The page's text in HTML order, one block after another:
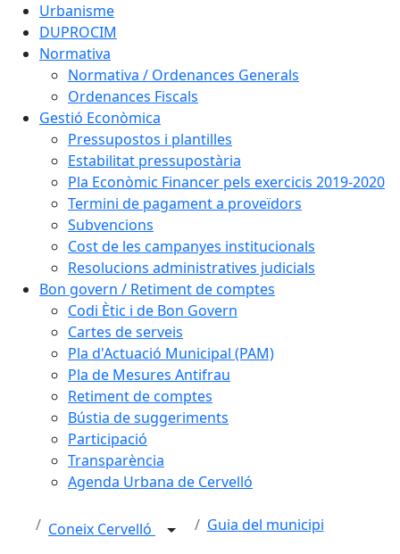
Urbanisme
DUPROCIM
Normativa
Normativa / Ordenances Generals
Ordenances Fiscals
Gestió Econòmica
Pressupostos i plantilles
Estabilitat pressupostària
Pla Econòmic Financer pels exercicis 2019-2020
Termini de pagament a proveïdors
Subvencions
Cost de les campanyes institucionals
Resolucions administratives judicials
Bon govern / Retiment de comptes
Codi Ètic i de Bon Govern
Cartes de serveis
Pla d'Actuació Municipal (PAM)
Pla de Mesures Antifrau
Retiment de comptes
Bústia de suggeriments
Participació
Transparència
Agenda Urbana de Cervelló
Coneix Cervelló Guia del municipi